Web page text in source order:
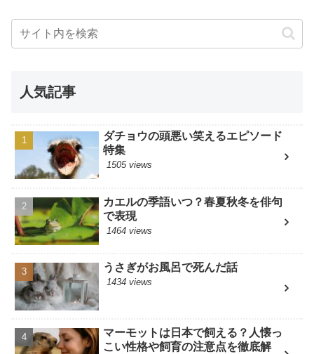
人気記事
ダチョウの頭悪い笑えるエピソード
特集
1505 views
カエルの季語いつ？春夏秋冬を俳句
で表現
1464 views
うさぎがお風呂で死んだ話
1434 views
マーモットは日本で飼える？人懐っ
こい性格や飼育の注意点を徹底解